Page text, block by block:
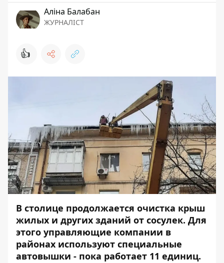
Аліна Балабан
ЖУРНАЛІСТ
👍
В столице продолжается очистка крыш
жилых и других зданий от сосулек. Для
этого управляющие компании в
районах используют специальные
автовышки - пока работает 11 единиц.